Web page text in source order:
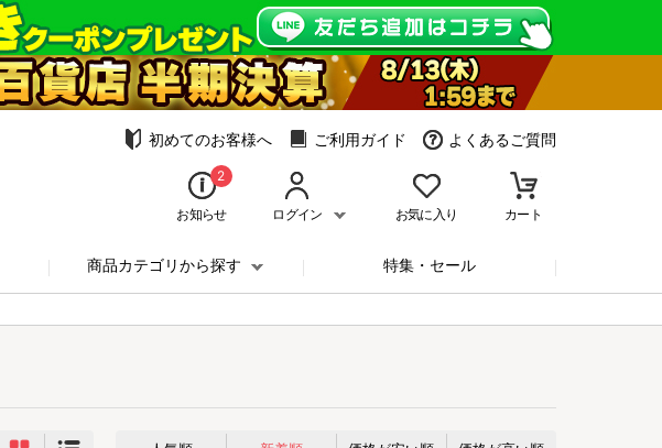
初めてのお客様へ ご利用ガイド よくあるご質問
2
お知らせ ログイン お気に入り カート
商品カテゴリから探す 特集・セール